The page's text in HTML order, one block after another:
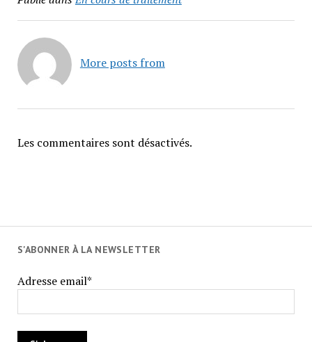
More posts from
Les commentaires sont désactivés.
S'ABONNER À LA NEWSLETTER
Adresse email*